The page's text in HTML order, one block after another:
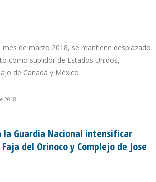
mes de marzo 2018, se mantiene desplazado
como suplidor de Estados Unidos,
de Canadá y México
2018
la Guardia Nacional intensificar
del Orinoco y Complejo de Jose